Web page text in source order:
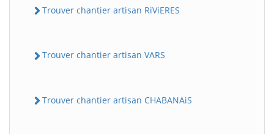
Trouver chantier artisan RiViERES
Trouver chantier artisan VARS
Trouver chantier artisan CHABANAiS